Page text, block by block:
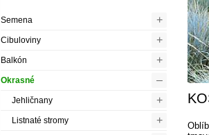
Semena +
Cibuloviny +
Balkón +
Okrasné –
Jehličnany +
Listnaté stromy
+